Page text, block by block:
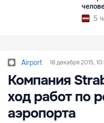
5
Airport 18 декабря 2015,
Компания
ход работ по
аэропорта